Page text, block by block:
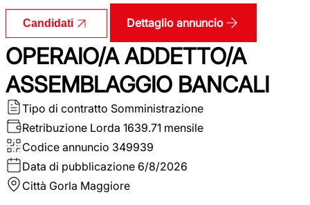
Candidati Dettaglio annuncio
OPERAIO/A ADDETTO/A
ASSEMBLAGGIO BANCALI
Tipo di contratto Somministrazione
Retribuzione Lorda 1639.71 mensile
Codice annuncio 349939
Data di pubblicazione 6/8/2026
Città Gorla Maggiore